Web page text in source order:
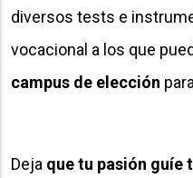
diversos tests e
vocacional a los que
campus de elección
Deja que tu pasión guíe